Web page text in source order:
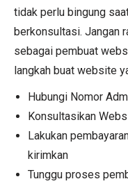
tidak perlu bingung
berkonsultasi. Jangan
sebagai pembuat
langkah buat website
Hubungi Nomor
Konsultasikan
Lakukan
kirimkan
Tunggu proses